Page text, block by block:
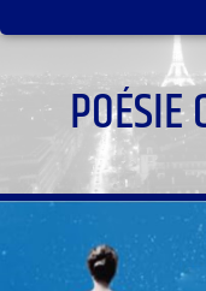
POÉSIE